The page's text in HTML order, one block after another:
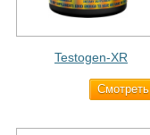
Testogen-XR
Cмотреть